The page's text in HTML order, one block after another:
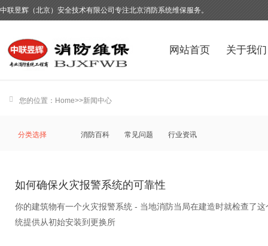
中联昱辉（北京）安全技术有限公司专注北京消防系统维保服务。
网站首页 关于我们
您的位置： Home>>新闻中心
分类选择 消防百科 常见问题 行业资讯
如何确保火灾报警系统的可靠性
你的建筑物有一个火灾报警系统 - 当地消防当局在建造时就检查了
统提供从初始安装到更换所